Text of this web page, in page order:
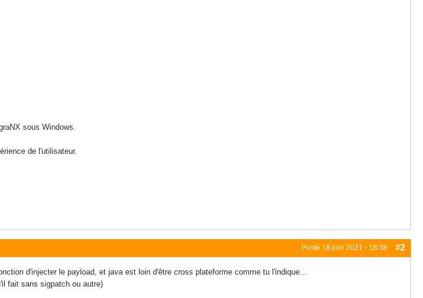
sous Windows.
de l'utilisateur.
Posté 18 juin 2021 - 18:38 #2
d'injecter le payload, et java est loin d'être cross plateforme comme tu l'indique...
fait sans sigpatch ou autre)